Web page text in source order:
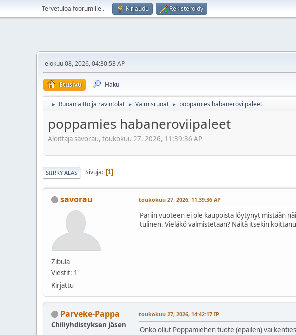
Tervetuloa foorumille . Kirjaudu Rekisteröidy
elokuu 08, 2026, 04:30:53 AP
Etusivu Haku
► Ruoanlaitto ja ravintolat ► Valmisruoat ► poppamies habaneroviipaleet
poppamies habaneroviipaleet
Aloittaja savorau, toukokuu 27, 2026, 11:39:36 AP
SIIRRY ALAS Sivuja 1
savorau
Zibula
Viestit: 1
Kirjattu
toukokuu 27, 2026, 11:39:36 AP
Pariin vuoteen ei ole kaupoista löytynyt mistään
tulinen. Vieläkö valmistetaan? Näitä itsekin
Parveke-Pappa
Chiliyhdistyksen jäsen
toukokuu 27, 2026, 14:42:17 IP
Onko ollut Poppamiehen tuote (epäilen) vai